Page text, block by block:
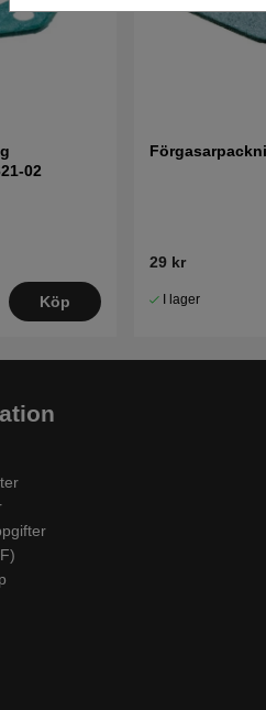
02
Köp
29 kr
I lager